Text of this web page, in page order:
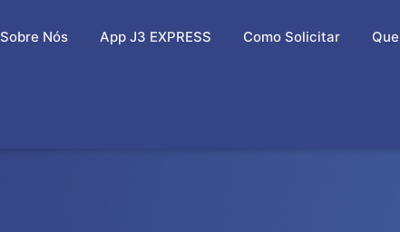
Sobre Nós App J3 EXPRESS Como Solicitar